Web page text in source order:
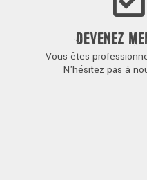
DEVENEZ
Vous êtes
N'hésitez pas à